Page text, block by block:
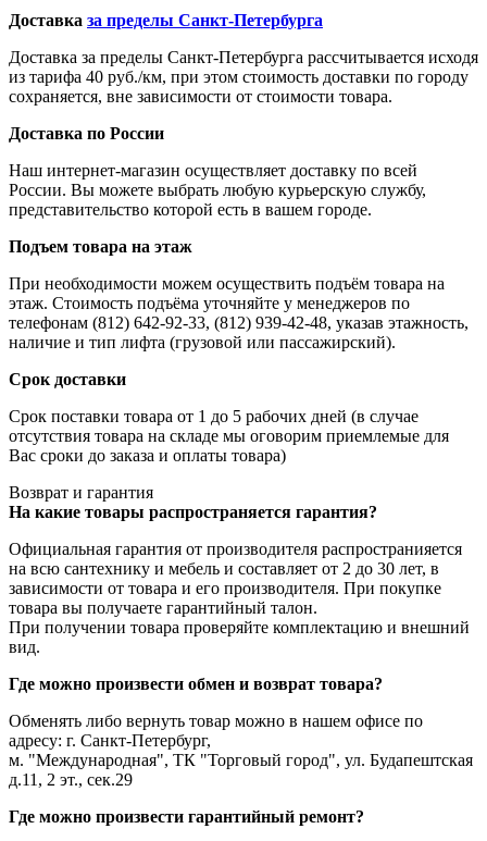
Доставка за пределы Санкт-Петербурга
Доставка за пределы Санкт-Петербурга рассчитывается исходя
из тарифа 40 руб./км, при этом стоимость доставки по городу
сохраняется, вне зависимости от стоимости товара.
Доставка по России
Наш интернет-магазин осуществляет доставку по всей
России. Вы можете выбрать любую курьерскую службу,
представительство которой есть в вашем городе.
Подъем товара на этаж
При необходимости можем осуществить подъём товара на
этаж. Стоимость подъёма уточняйте у менеджеров по
телефонам (812) 642-92-33, (812) 939-42-48, указав этажность,
наличие и тип лифта (грузовой или пассажирский).
Срок доставки
Срок поставки товара от 1 до 5 рабочих дней (в случае
отсутствия товара на складе мы оговорим приемлемые для
Вас сроки до заказа и оплаты товара)
Возврат и гарантия
На какие товары распространяется гарантия?
Официальная гарантия от производителя распространияется
на всю сантехнику и мебель и составляет от 2 до 30 лет, в
зависимости от товара и его производителя. При покупке
товара вы получаете гарантийный талон.
При получении товара проверяйте комплектацию и внешний
вид.
Где можно произвести обмен и возврат товара?
Обменять либо вернуть товар можно в нашем офисе по
адресу: г. Санкт-Петербург,
м. "Международная", ТК "Торговый город", ул. Будапештская
д.11, 2 эт., сек.29
Где можно произвести гарантийный ремонт?